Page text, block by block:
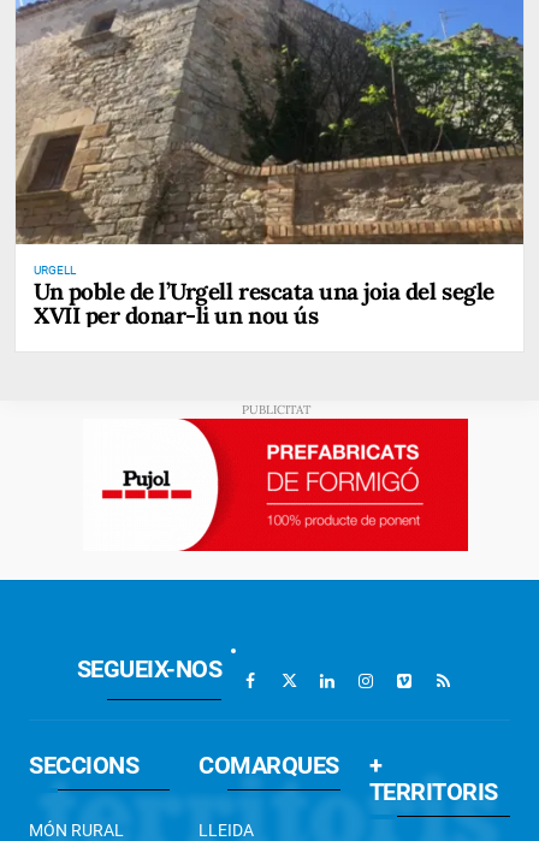
URGELL
Un poble de l’Urgell rescata una joia del segle
XVII per donar-li un nou ús
SEGUEIX-NOS
SECCIONS
MÓN RURAL
COMARQUES
LLEIDA
+
TERRITORIS